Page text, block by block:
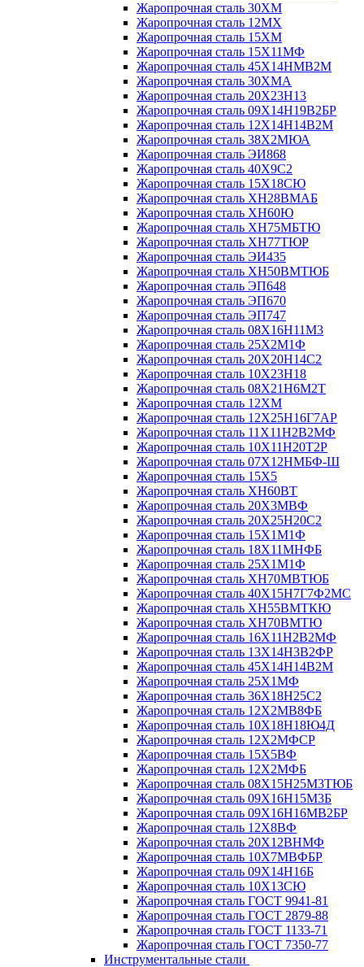
Жаропрочная сталь 30ХМ
Жаропрочная сталь 12МХ
Жаропрочная сталь 15ХМ
Жаропрочная сталь 15Х11МФ
Жаропрочная сталь 45Х14НМВ2М
Жаропрочная сталь 30ХМА
Жаропрочная сталь 20Х23Н13
Жаропрочная сталь 09Х14Н19В2БР
Жаропрочная сталь 12Х14Н14В2М
Жаропрочная сталь 38Х2МЮА
Жаропрочная сталь ЭИ868
Жаропрочная сталь 40Х9С2
Жаропрочная сталь 15Х18СЮ
Жаропрочная сталь ХН28ВМАБ
Жаропрочная сталь ХН60Ю
Жаропрочная сталь ХН75МБТЮ
Жаропрочная сталь ХН77ТЮР
Жаропрочная сталь ЭИ435
Жаропрочная сталь ХН50ВМТЮБ
Жаропрочная сталь ЭП648
Жаропрочная сталь ЭП670
Жаропрочная сталь ЭП747
Жаропрочная сталь 08Х16Н11М3
Жаропрочная сталь 25Х2М1Ф
Жаропрочная сталь 20Х20Н14С2
Жаропрочная сталь 10Х23Н18
Жаропрочная сталь 08Х21Н6М2Т
Жаропрочная сталь 12ХМ
Жаропрочная сталь 12Х25Н16Г7АР
Жаропрочная сталь 11Х11Н2В2МФ
Жаропрочная сталь 10Х11Н20Т2Р
Жаропрочная сталь 07Х12НМБФ-Ш
Жаропрочная сталь 15Х5
Жаропрочная сталь ХН60ВТ
Жаропрочная сталь 20Х3МВФ
Жаропрочная сталь 20Х25Н20С2
Жаропрочная сталь 15Х1М1Ф
Жаропрочная сталь 18Х11МНФБ
Жаропрочная сталь 25Х1М1Ф
Жаропрочная сталь ХН70МВТЮБ
Жаропрочная сталь 40Х15Н7Г7Ф2МС
Жаропрочная сталь ХН55ВМТКЮ
Жаропрочная сталь ХН70ВМТЮ
Жаропрочная сталь 16Х11Н2В2МФ
Жаропрочная сталь 13Х14Н3В2ФР
Жаропрочная сталь 45Х14Н14В2М
Жаропрочная сталь 25Х1МФ
Жаропрочная сталь 36Х18Н25С2
Жаропрочная сталь 12Х2МВ8ФБ
Жаропрочная сталь 10Х18Н18Ю4Д
Жаропрочная сталь 12Х2МФСР
Жаропрочная сталь 15Х5ВФ
Жаропрочная сталь 12Х2МФБ
Жаропрочная сталь 08Х15Н25М3ТЮБ
Жаропрочная сталь 09Х16Н15М3Б
Жаропрочная сталь 09Х16Н16МВ2БР
Жаропрочная сталь 12Х8ВФ
Жаропрочная сталь 20Х12ВНМФ
Жаропрочная сталь 10Х7МВФБР
Жаропрочная сталь 09Х14Н16Б
Жаропрочная сталь 10Х13СЮ
Жаропрочная сталь ГОСТ 9941-81
Жаропрочная сталь ГОСТ 2879-88
Жаропрочная сталь ГОСТ 1133-71
Жаропрочная сталь ГОСТ 7350-77
Инструментальные стали